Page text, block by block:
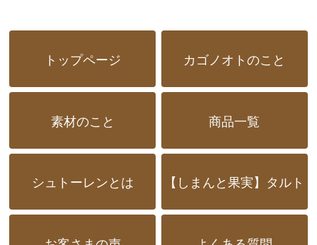
トップページ カゴノオトのこと
素材のこと 商品一覧
シュトーレンとは 【しまんと果実】タルト